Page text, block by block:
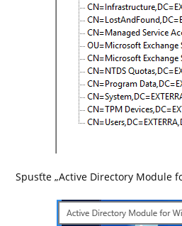
Spusťte „Active Directory Module